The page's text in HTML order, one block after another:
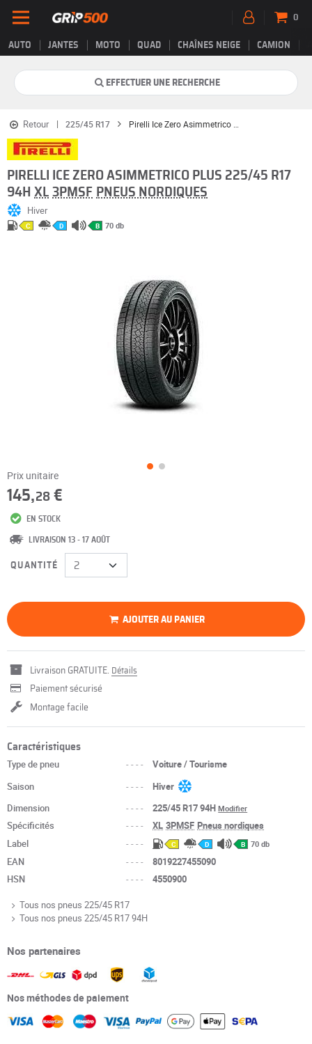
AUTO JANTES MOTO QUAD CHAÎNES NEIGE CAMION
0
EFFECTUER UNE RECHERCHE
Retour 225/45 R17
PIRELLI ICE ZERO ASIMMETRICO PLUS 225/45 R17
94H XL 3PMSF PNEUS NORDIQUES
Hiver
C D B 70 db
Prix unitaire
145,28 €
EN STOCK
LIVRAISON 13 - 17 AOÛT
QUANTITÉ
AJOUTER AU PANIER
Livraison GRATUITE. Détails
Paiement sécurisé
Montage facile
Caractéristiques
Type de pneu ----
Voiture / Tourisme
Saison
----
Hiver
Dimension
---- 225/45 R17 94HModifier
Spécificités ---- XL 3PMSF Pneus nordiques
Label
---- C D B 70 db
EAN ----
8019227455090
HSN
---- 4550900
Tous nos pneus 225/45 R17
Tous nos pneus 225/45 R17 94H
Nos partenaires
Nos méthodes de paiement